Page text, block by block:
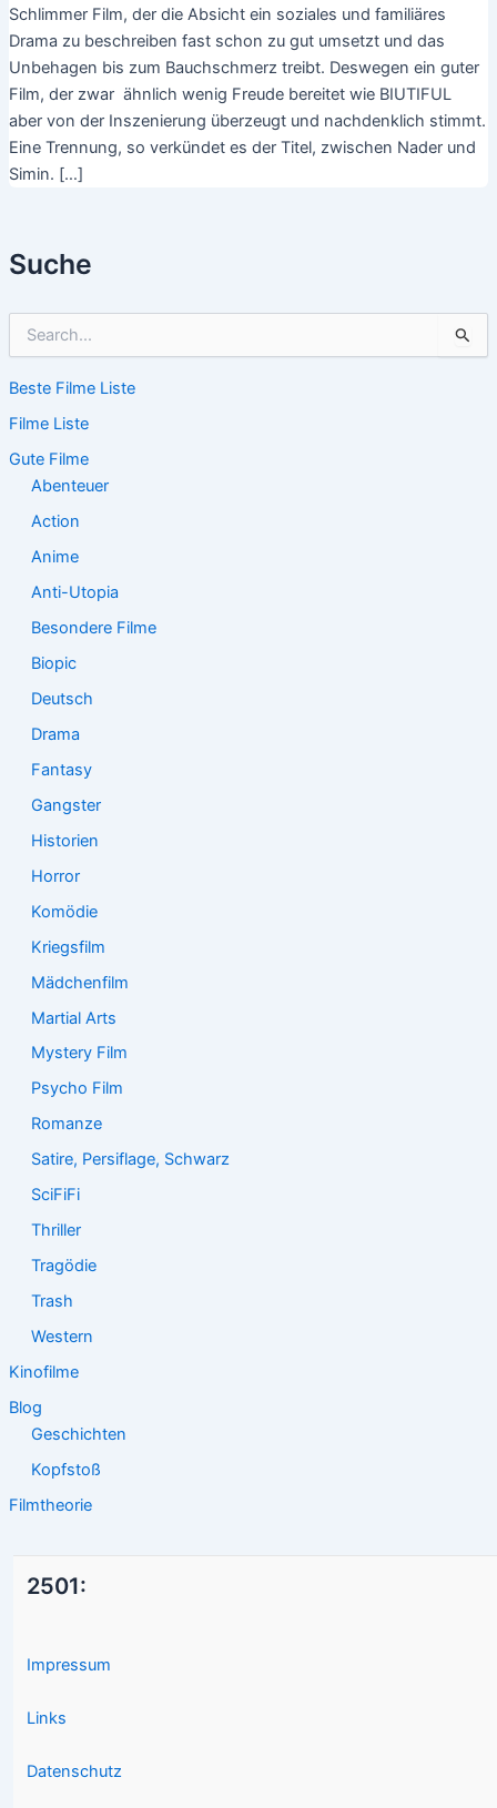
Suche
h
n
n
Beste Filme Liste
Filme Liste
Gute Filme
Abenteuer
Action
Anime
Anti-Utopia
Besondere Filme
Biopic
Deutsch
Drama
Fantasy
Gangster
Historien
Horror
Komödie
Kriegsfilm
Mädchenfilm
Martial Arts
Mystery Film
Psycho Film
Romanze
Satire, Persiflage, Schwarz
SciFiFi
Thriller
Tragödie
Trash
Western
Kinofilme
Blog
Geschichten
Kopfstoß
Filmtheorie
Schlimmer Film, der die Absicht ein soziales und familiäres
Drama zu beschreiben fast schon zu gut umsetzt und das
Unbehagen bis zum Bauchschmerz treibt. Deswegen ein guter
Film, der zwar ähnlich wenig Freude bereitet wie BIUTIFUL
aber von der Inszenierung überzeugt und nachdenklich stimmt.
Eine Trennung, so verkündet es der Titel, zwischen Nader und
Simin. […]
2501:
Impressum
Links
Datenschutz